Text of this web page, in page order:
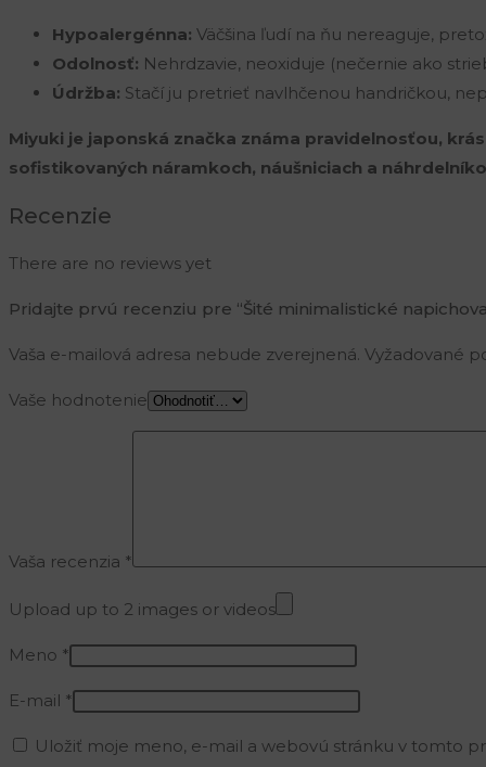
Hypoalergénna: Väčšina ľudí na ňu nereaguje,
Odolnosť: Nehrdzavie, neoxiduje (nečernie ako
Údržba: Stačí ju pretrieť navlhčenou handričkou,
Miyuki je japonská značka známa pravidelnosťou,
sofistikovaných náramkoch, náušniciach a
Recenzie
There are no reviews yet
Pridajte prvú recenziu pre “Šité minimalistické
Vaša e-mailová adresa nebude zverejnená. Vyžadované
Vaše hodnotenie
Vaša recenzia *
Upload up to 2 images or videos
Meno *
E-mail *
Uložiť moje meno, e-mail a webovú stránku v tomto